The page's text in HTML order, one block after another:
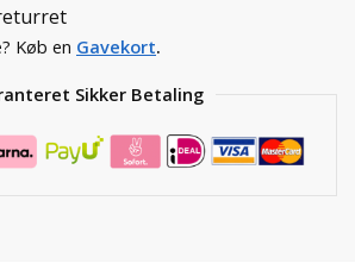
Køb en Gavekort.
Sikker Betaling